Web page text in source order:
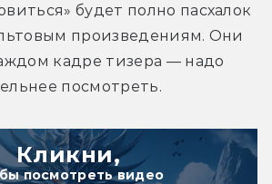
будет полно пасхалок
произведениям. Они
кадре тизера — надо
посмотреть.
Кликни,
посмотреть видео